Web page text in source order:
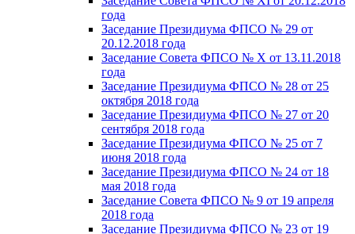
года
Заседание Президиума ФПСО № 29 от
20.12.2018 года
Заседание Совета ФПСО № X от 13.11.2018
года
Заседание Президиума ФПСО № 28 от 25
октября 2018 года
Заседание Президиума ФПСО № 27 от 20
сентября 2018 года
Заседание Президиума ФПСО № 25 от 7
июня 2018 года
Заседание Президиума ФПСО № 24 от 18
мая 2018 года
Заседание Совета ФПСО № 9 от 19 апреля
2018 года
Заседание Президиума ФПСО № 23 от 19